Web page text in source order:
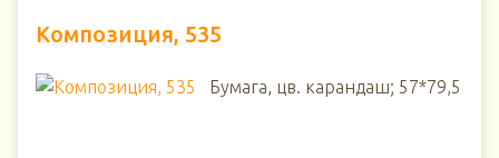
Композиция, 535
Бумага, цв. карандаш; 57*79,5